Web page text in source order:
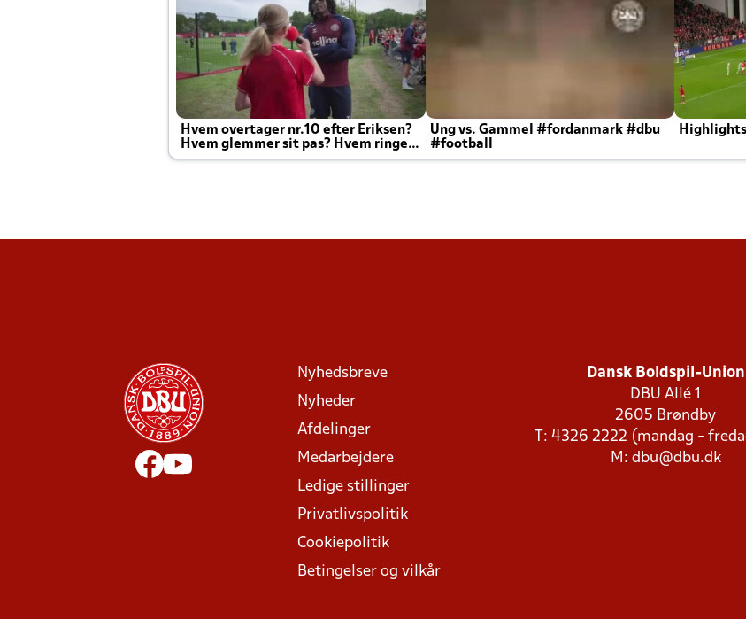
Hvem overtager nr.10 efter Eriksen?
Hvem glemmer sit pas? Hvem ringer
Joachim altid til efter kampe?
Ung vs. Gammel #fordanmark #dbu
#football
Nyhedsbreve
Nyheder
Afdelinger
Medarbejdere
Ledige stillinger
Privatlivspolitik
Cookiepolitik
Betingelser og vilkår
Dansk Boldspil-Union
DBU Allé 1
2605 Brøndby
T: 4326 2222 (mandag -
M: dbu@dbu.dk